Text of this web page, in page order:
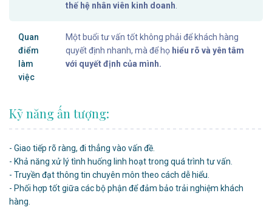
thế hệ nhân viên kinh doanh
Quan
điểm
làm
việc
Một buổi tư vấn tốt không phải để khách hàng
quyết định nhanh, mà để họ hiểu rõ và yên tâm
với quyết định của mình.
Kỹ năng ấn tượng:
- Giao tiếp rõ ràng, đi thẳng vào vấn đề.
- Khả năng xử lý tình huống linh hoạt trong quá trình tư vấn.
- Truyền đạt thông tin chuyên môn theo cách dễ hiểu.
- Phối hợp tốt giữa các bộ phận để đảm bảo trải nghiệm khách
hàng.